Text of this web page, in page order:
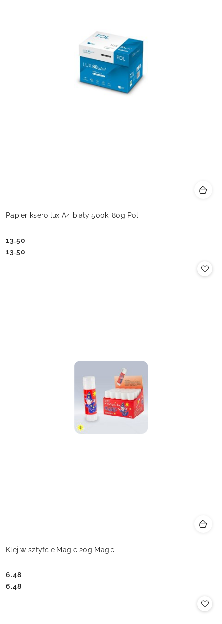
Papier ksero lux A4 biały 500k. 80g Pol
Cena:
13.50
Cena:
13.50
Klej w sztyfcie Magic 20g Magic
Cena:
6.48
Cena:
6.48